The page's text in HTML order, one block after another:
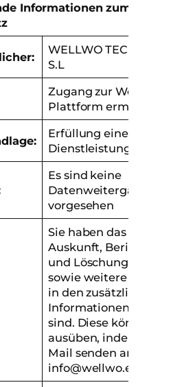
Informationen zum
WELLWO
S.L
Zugang zur WellWo-
Plattform ermöglichen
Erfüllung einer
Es sind keine
Datenweitergaben
vorgesehen
Sie haben das Recht
Auskunft, Berichtigung
und Löschung Ihrer
sowie weitere Rechte,
in den zusätzlichen
Informationen
sind. Diese können Sie
ausüben, indem Sie
Mail senden an:
info@wellwo.es